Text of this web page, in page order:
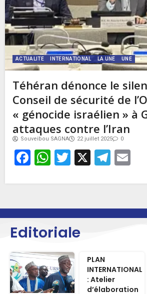
ACTUALITE INTERNATIONAL LA UNE UNE
Téhéran dénonce le
Conseil de sécurité de
« génocide israélien » à
attaques contre l’Iran
Souveibou SAGNA 22 juillet 2025 0
Facebook
WhatsApp
Twitter
X
Editoriale
PLAN
INTERNATIONAL
: Atelier
d’élaboration